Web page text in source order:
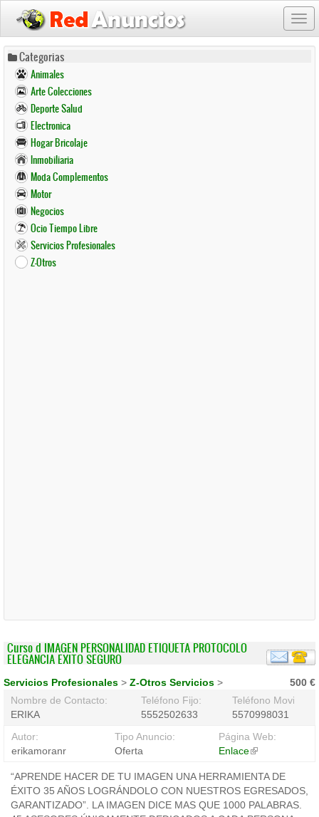
Pasar
contenido
principal
Categorias
Animales
Arte Colecciones
Deporte Salud
Electronica
Hogar Bricolaje
Inmobiliaria
Moda Complementos
Motor
Negocios
Ocio Tiempo Libre
Servicios Profesionales
Z-Otros
Curso d IMAGEN PERSONALIDAD ETIQUETA PROTOCOLO
ELEGANCIA EXITO SEGURO
500 €
Servicios Profesionales > Z-Otros Servicios >
Nombre de Contacto:
ERIKA
Teléfono Fijo:
5552502633
Teléfono Movil:
5570998031
Autor:
erikamoranr
Tipo Anuncio:
Oferta
Página Web:
Enlace(link
external)
“APRENDE HACER DE TU IMAGEN UNA HERRAMIENTA DE
ÉXITO 35 AÑOS LOGRÁNDOLO CON NUESTROS EGRESADOS,
GARANTIZADO”. LA IMAGEN DICE MAS QUE 1000 PALABRAS.